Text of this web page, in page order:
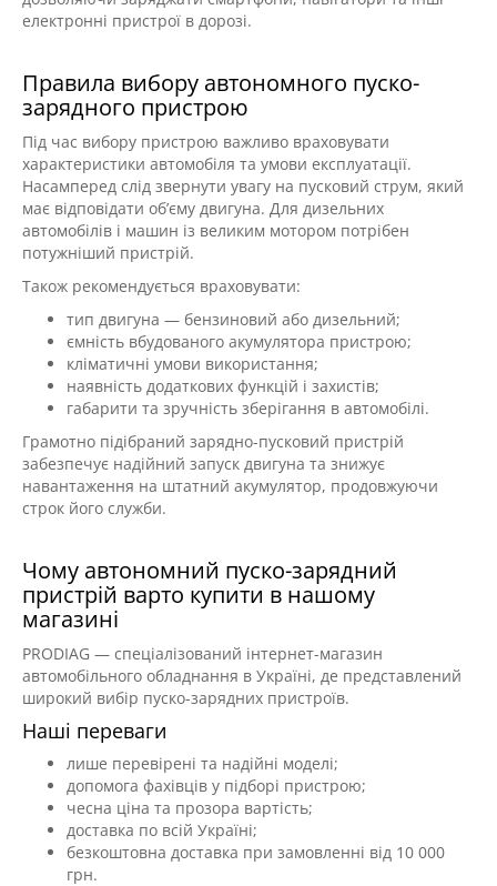
електронні пристрої в дорозі.
Правила вибору автономного пуско-
зарядного пристрою
Під час вибору пристрою важливо враховувати
характеристики автомобіля та умови експлуатації.
Насамперед слід звернути увагу на пусковий струм, який
має відповідати об’єму двигуна. Для дизельних
автомобілів і машин із великим мотором потрібен
потужніший пристрій.
Також рекомендується враховувати:
тип двигуна — бензиновий або дизельний;
ємність вбудованого акумулятора пристрою;
кліматичні умови використання;
наявність додаткових функцій і захистів;
габарити та зручність зберігання в автомобілі.
Грамотно підібраний зарядно-пусковий пристрій
забезпечує надійний запуск двигуна та знижує
навантаження на штатний акумулятор, продовжуючи
строк його служби.
Чому автономний пуско-зарядний
пристрій варто купити в нашому
магазині
PRODIAG — спеціалізований інтернет-магазин
автомобільного обладнання в Україні, де представлений
широкий вибір пуско-зарядних пристроїв.
Наші переваги
лише перевірені та надійні моделі;
допомога фахівців у підборі пристрою;
чесна ціна та прозора вартість;
доставка по всій Україні;
безкоштовна доставка при замовленні від 10 000
грн.